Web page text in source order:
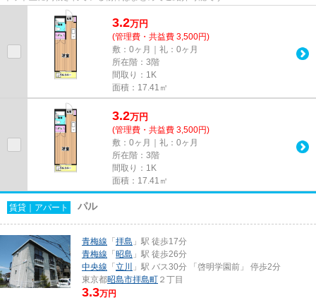
3.2万円
(管理費・共益費 3,500円)
敷：0ヶ月｜礼：0ヶ月
所在階：3階
間取り：1K
面積：17.41㎡
3.2万円
(管理費・共益費 3,500円)
敷：0ヶ月｜礼：0ヶ月
所在階：3階
間取り：1K
面積：17.41㎡
賃貸｜アパート パル
青梅線 「拝島 」駅 徒歩17分
青梅線 「昭島 」駅 徒歩26分
中央線 「立川
」駅 バス30分 「啓明学園前」 停歩2分
東京都昭島市拝島町 ２丁目
3.3万円